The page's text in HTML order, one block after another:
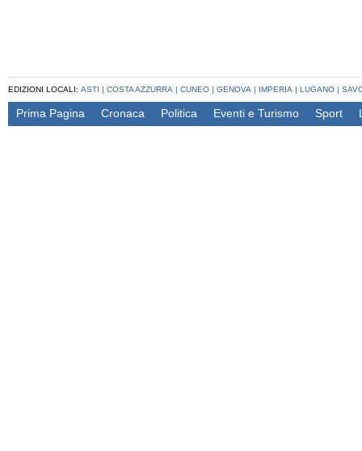
EDIZIONI LOCALI: ASTI | COSTA AZZURRA | CUNEO | GENOVA | IMPERIA | LUGANO |
Prima Pagina Cronaca Politica Eventi e Turismo Sport